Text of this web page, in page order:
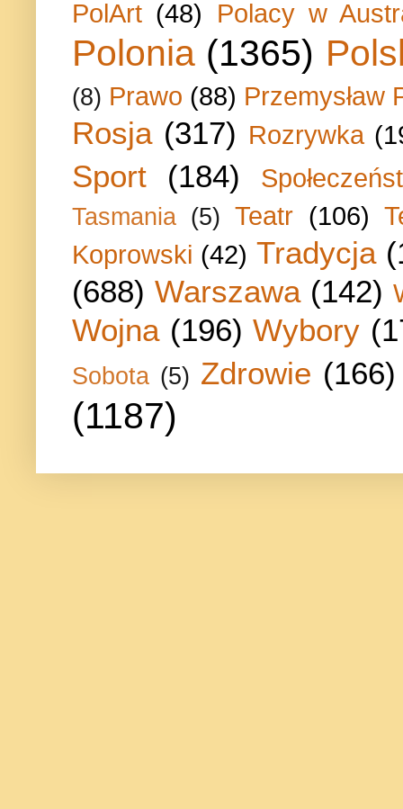
PolArt (48) Polacy w
Polonia (1365)
(8) Prawo (88) Przemysław
Rosja (317) Rozrywka
Sport (184)
Tasmania (5) Teatr (106)
Koprowski (42) Tradycja
(688) Warszawa (142)
Wojna (196) Wybory
Sobota (5) Zdrowie (166)
(1187)